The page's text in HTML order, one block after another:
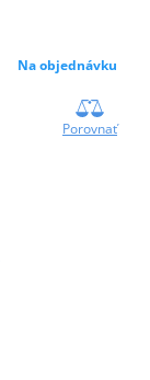
Na objednávku
Porovnať